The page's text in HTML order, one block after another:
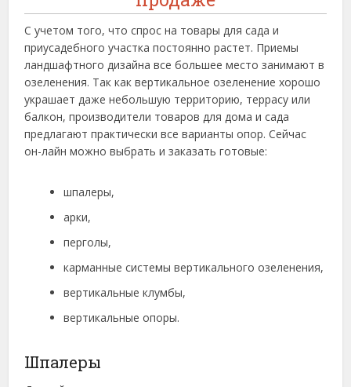
С учетом того, что спрос на товары для сада и
приусадебного участка постоянно растет. Приемы
ландшафтного дизайна все большее место занимают в
озеленения. Так как вертикальное озеленение хорошо
украшает даже небольшую территорию, террасу или
балкон, производители товаров для дома и сада
предлагают практически все варианты опор. Сейчас
он-лайн можно выбрать и заказать готовые:
шпалеры,
арки,
перголы,
карманные системы вертикального озеленения,
вертикальные клумбы,
вертикальные опоры.
Шпалеры